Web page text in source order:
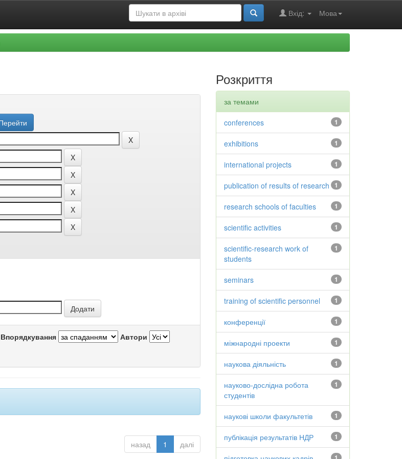
Мова
Вхід:
Впорядкування Автори
назад 1 далі
Розкриття
за темами
1
conferences
1
exhibitions
1
international projects
1
publication of results of research
1
research schools of faculties
1
scientific activities
1
scientific-research work of
students
1
seminars
1
training of scientific personnel
1
конференції
1
міжнародні проекти
1
наукова діяльність
1
науково-дослідна робота
студентів
1
наукові школи факультетів
1
публікація результатів НДР